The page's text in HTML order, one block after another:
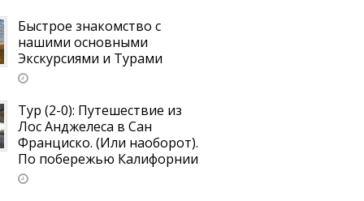
Быстрое знакомство с
нашими основными
Экскурсиями и Турами
Тур (2-0): Путешествие из
Лос Анджелеса в Сан
Франциско. (Или наоборот).
По побережью Калифорнии